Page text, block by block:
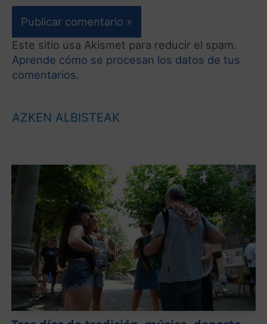
Este sitio usa Akismet para reducir el spam.
Aprende cómo se procesan los datos de tus
comentarios.
AZKEN ALBISTEAK